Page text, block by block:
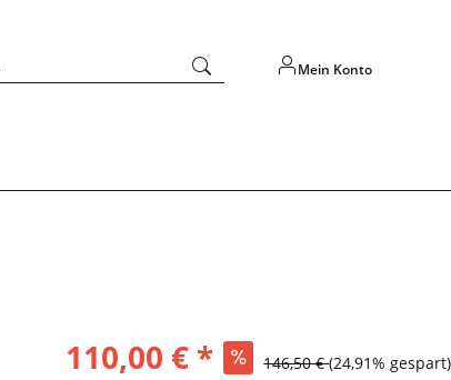
Mein Konto
110,00 € * 146,50 €(24,91% gespart)